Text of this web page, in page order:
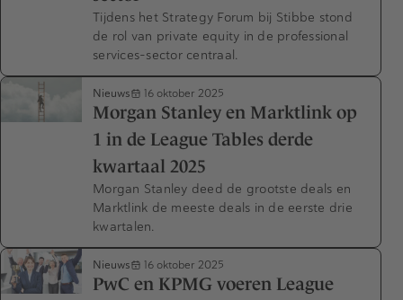
Tijdens het Strategy Forum bij Stibbe stond
de rol van private equity in de professional
services-sector centraal.
Nieuws 16 oktober 2025
Morgan Stanley en Marktlink op
1 in de League Tables derde
kwartaal 2025
Morgan Stanley deed de grootste deals en
Marktlink de meeste deals in de eerste drie
kwartalen.
Nieuws 16 oktober 2025
PwC en KPMG voeren League